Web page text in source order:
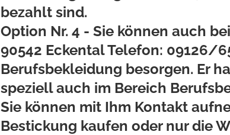
bezahlt sind.
Option Nr. 4 - Sie können auch
90542 Eckental Telefon: 09126/
Berufsbekleidung besorgen. Er
speziell auch im Bereich
Sie können mit Ihm Kontakt
Bestickung kaufen oder nur die